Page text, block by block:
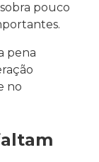
pouco
pena
no